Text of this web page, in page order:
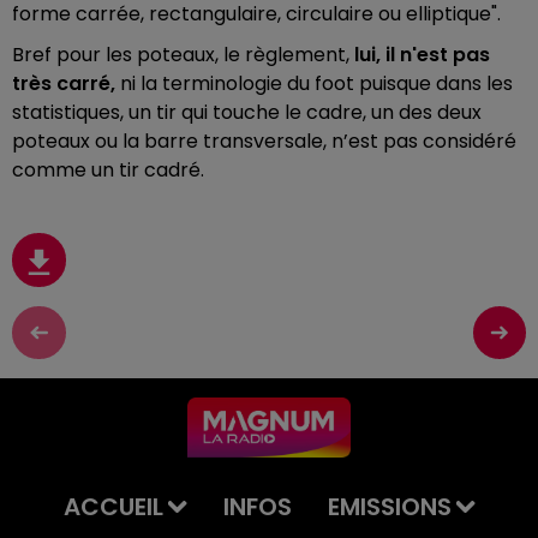
forme carrée, rectangulaire, circulaire ou elliptique".
Bref pour les poteaux, le règlement, lui, il n'est pas
très carré, ni la terminologie du foot puisque dans les
statistiques, un tir qui touche le cadre, un des deux
poteaux ou la barre transversale, n’est pas considéré
comme un tir cadré.
ACCUEIL INFOS EMISSIONS